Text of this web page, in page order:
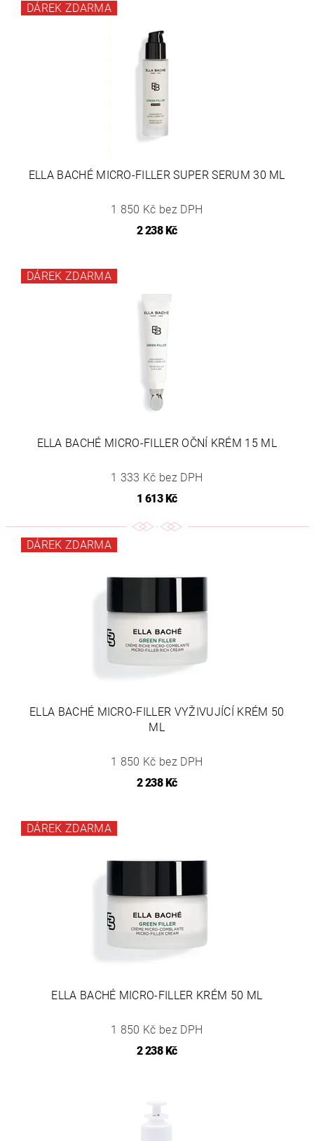
DÁREK ZDARMA
ELLA BACHÉ MICRO-FILLER SUPER SERUM 30 ML
1 850 Kč bez DPH
2 238 Kč
DÁREK ZDARMA
ELLA BACHÉ MICRO-FILLER OČNÍ KRÉM 15 ML
1 333 Kč bez DPH
1 613 Kč
DÁREK ZDARMA
ELLA BACHÉ MICRO-FILLER VYŽIVUJÍCÍ KRÉM 50
ML
1 850 Kč bez DPH
2 238 Kč
DÁREK ZDARMA
ELLA BACHÉ MICRO-FILLER KRÉM 50 ML
1 850 Kč bez DPH
2 238 Kč